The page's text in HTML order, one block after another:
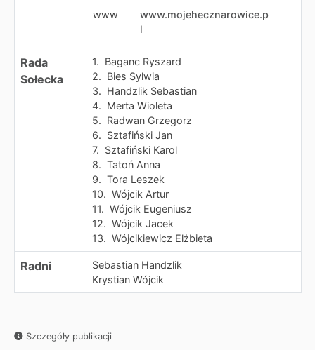
www
www.mojehecznarowice.p
l
Rada
Sołecka
1. Baganc Ryszard
2. Bies Sylwia
3. Handzlik Sebastian
4. Merta Wioleta
5. Radwan Grzegorz
6. Sztafiński Jan
7. Sztafiński Karol
8. Tatoń Anna
9. Tora Leszek
10. Wójcik Artur
11. Wójcik Eugeniusz
12. Wójcik Jacek
13. Wójcikiewicz Elżbieta
Radni
Sebastian Handzlik
Krystian Wójcik
Szczegóły publikacji